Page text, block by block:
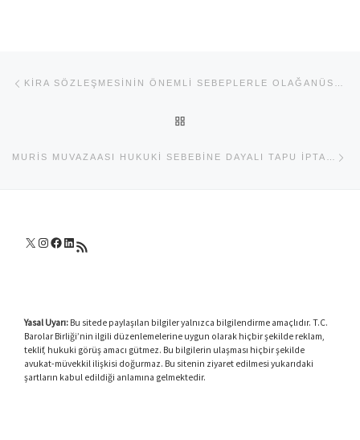
MURIS MUVAZAASI HUKUKI SEBEBINE DAYALI TAPU İPTALI, TESCIL DAVASI VE TENKIS DAVASI
X Instagram
Facebook
LinkedIn
RSS akışı
Yasal Uyarı:Bu sitede paylaşılan bilgiler yalnızca bilgilendirme amaçlıdır. T.C.
Barolar Birliği’nin ilgili düzenlemelerine uygun olarak hiçbir şekilde reklam,
teklif, hukuki görüş amacı gütmez. Bu bilgilerin ulaşması hiçbir şekilde
avukat-müvekkil ilişkisi doğurmaz. Bu sitenin ziyaret edilmesi yukarıdaki
şartların kabul edildiği anlamına gelmektedir.